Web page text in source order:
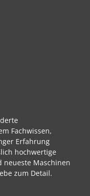
Fachwissen,
Erfahrung
hochwertige
neueste Maschinen
zum Detail.